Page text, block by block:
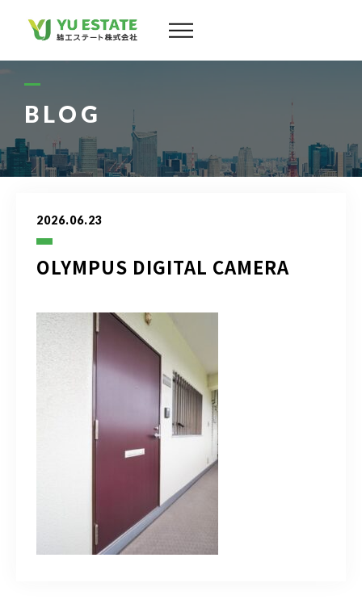
BLOG
2026.06.23
OLYMPUS DIGITAL CAMERA
物件情報
お客様の声
よくある質問
ブログ
アクセス
03-6909-2648
10：00～19：00（定休日 水曜日）